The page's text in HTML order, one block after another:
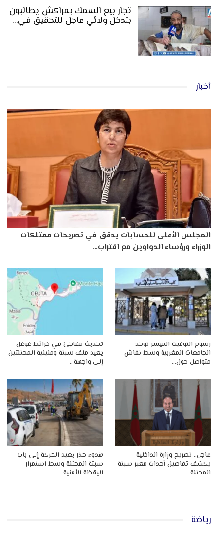
تجار بيع السمك بمراكش يطالبون
بتدخل ولائي عاجل للتحقيق في…
أخبار
المجلس الأعلى للحسابات يدقق في تصريحات ممتلكات
الوزراء ورؤساء الدواوين مع اقتراب…
رسوم التوقيت الميسر توحد
الجامعات المغربية وسط نقاش
متواصل حول…
تحديث مفاجئ في خرائط غوغل
يعيد ملف سبتة ومليلية المحتلتين
إلى واجهة…
عاجل.. تصريح وزارة الداخلية
يكشف تفاصيل أحداث معبر سبتة
المحتلة
هدوء حذر يعيد الحركة إلى باب
سبتة المحتلة وسط استمرار
اليقظة الأمنية
رياضة